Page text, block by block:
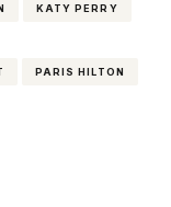
KATY PERRY
PARIS HILTON